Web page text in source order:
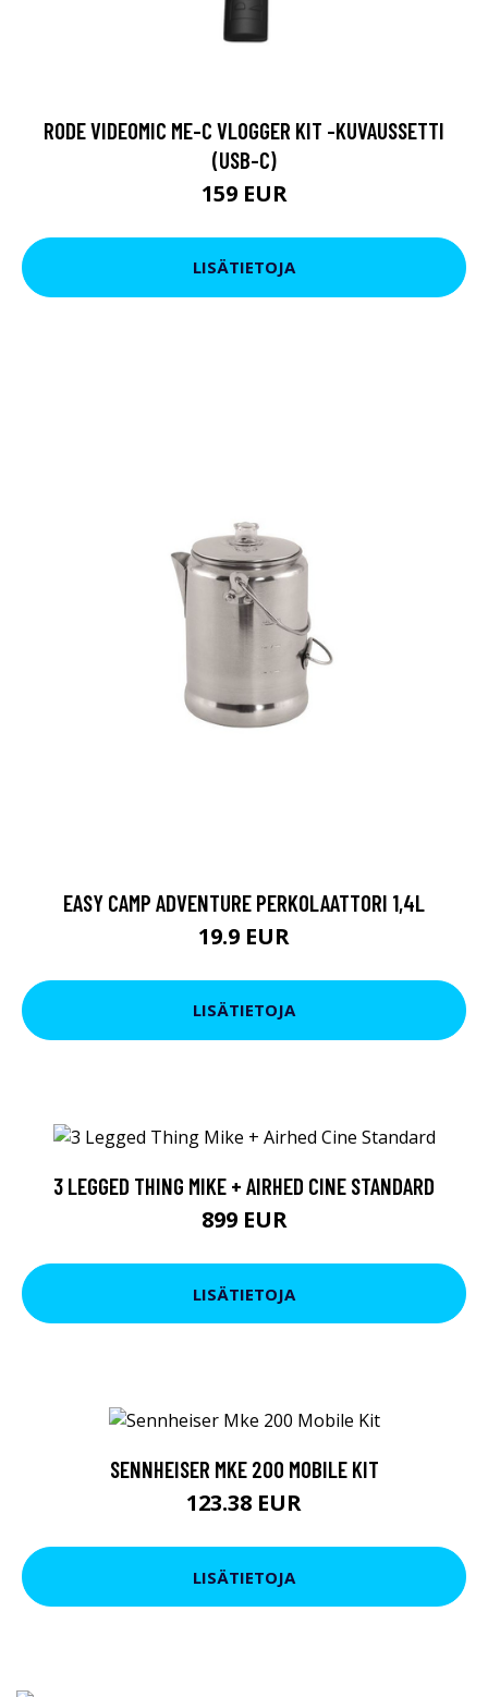
RODE VIDEOMIC ME-C VLOGGER KIT -KUVAUSSETTI
(USB-C)
159 EUR
LISÄTIETOJA
EASY CAMP ADVENTURE PERKOLAATTORI 1,4L
19.9 EUR
LISÄTIETOJA
3 LEGGED THING MIKE + AIRHED CINE STANDARD
899 EUR
LISÄTIETOJA
SENNHEISER MKE 200 MOBILE KIT
123.38 EUR
LISÄTIETOJA